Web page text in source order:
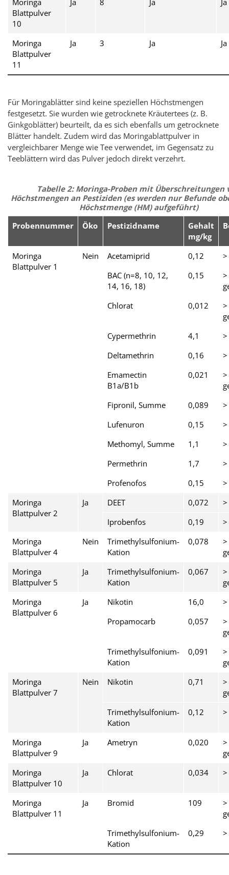
Blattpulver
10
Moringa
Blattpulver
11
Ja 3 Ja Ja
Für Moringablätter sind keine speziellen Höchstmengen
festgesetzt. Sie wurden wie getrocknete Kräutertees (z. B.
Ginkgoblätter) beurteilt, da es sich ebenfalls um getrocknete
Blätter handelt. Zudem wird das Moringablattpulver in
vergleichbarer Menge wie Tee verwendet, im Gegensatz zu
Teeblättern wird das Pulver jedoch direkt verzehrt.
Tabelle 2: Moringa-Proben mit Überschreitungen
Höchstmengen an Pestiziden (es werden nur Befunde
Höchstmenge (HM) aufgeführt)
Probennummer
Öko Pestizidname
Gehalt
mg/kg
Moringa
Blattpulver 1
Nein Acetamiprid 0,12
BAC (n=8, 10, 12,
14, 16, 18)
0,15
Chlorat
0,012
Cypermethrin
4,1
Deltamethrin
0,16
Emamectin
B1a/B1b
0,021
Fipronil, Summe
0,089
Lufenuron
0,15
Methomyl, Summe
1,1
Permethrin
1,7
Profenofos
0,15
Moringa
Blattpulver 2
Ja DEET 0,072
Iprobenfos
0,19
Moringa
Blattpulver 4
Nein
Trimethylsulfonium-
Kation
0,078
Moringa
Blattpulver 5
Ja
Trimethylsulfonium-
Kation
0,067
Moringa
Blattpulver 6
Ja Nikotin 16,0
Propamocarb
0,057
Trimethylsulfonium-
Kation
0,091
Moringa
Blattpulver 7
Nein Nikotin 0,71
Trimethylsulfonium-
Kation
0,12
Moringa
Blattpulver 9
Ja Ametryn 0,020
Moringa
Blattpulver 10
Ja Chlorat 0,034
Moringa
Blattpulver 11
Ja Bromid 109
Trimethylsulfonium-
Kation
0,29